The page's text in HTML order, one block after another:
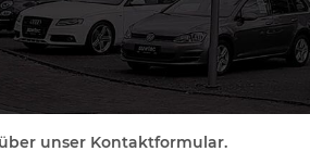
unser Kontaktformular.